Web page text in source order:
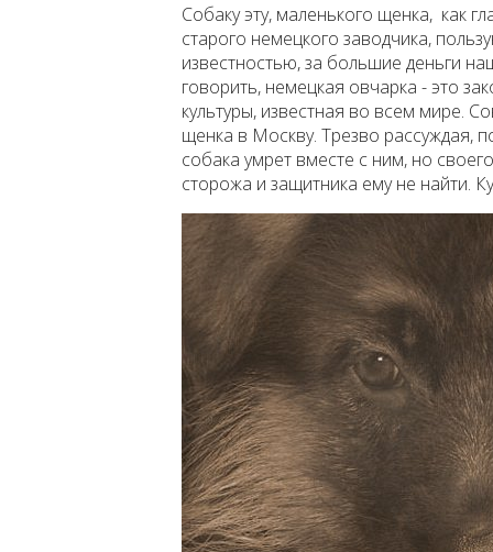
Собаку эту, маленького щенка, как
старого немецкого заводчика,
известностью, за большие деньги
говорить, немецкая овчарка - это
культуры, известная во всем мире.
щенка в Москву. Трезво рассуждая,
собака умрет вместе с ним, но
сторожа и защитника ему не найти.